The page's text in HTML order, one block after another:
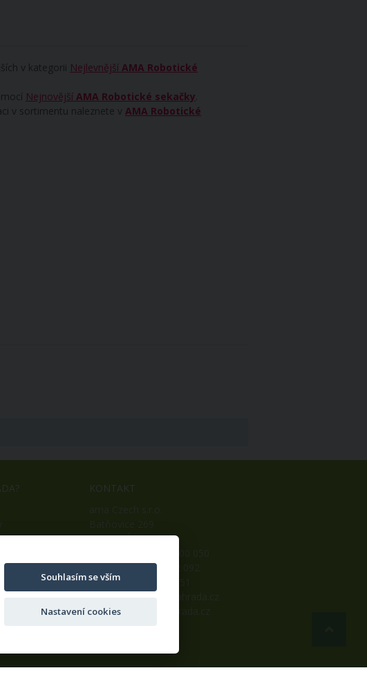
v kategorii Nejlevnější AMA Robotické
Nejnovější AMA Robotické sekačky
v sortimentu naleznete v AMA Robotické
KONTAKT
542 32, Úpice
Mobil: +420 739 452 092
Fax: +420 498 100 051
Web:www.ama-zahrada.cz
Souhlasím se vším
Nastavení cookies